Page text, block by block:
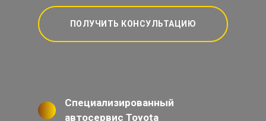
ПОЛУЧИТЬ КОНСУЛЬТАЦИЮ
Специализированный
автосервис Toyota